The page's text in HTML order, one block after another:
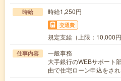
時給 時給1,250円
交通費
規定支給（上限：10,000円
仕事内容
一般事務
大手銀行のWEBサポート
由で住宅ローン申込をさ